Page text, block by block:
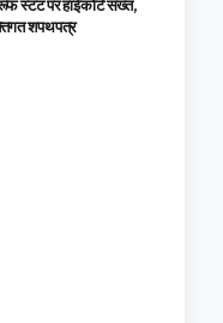
स्टंट पर हाईकोर्ट सख्त,
शपथपत्र